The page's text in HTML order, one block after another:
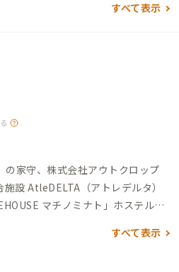
busstop-search.html自動
curry+：徒歩4分（お昼だけの大人
徒歩14分（裏巻きが特に美味し
すべて表示
る
の家守、株式会社アウトクロップ
施設 AtleDELTA（アトレデルタ）
マチノミナト」 ホステル
の運営をしていま
すべて表示